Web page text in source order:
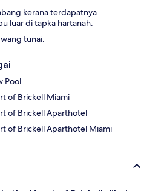
kerana terdapatnya
luar di tapka hartanah.
tunai.
Pool
of Brickell Miami
of Brickell Aparthotel
of Brickell Aparthotel Miami